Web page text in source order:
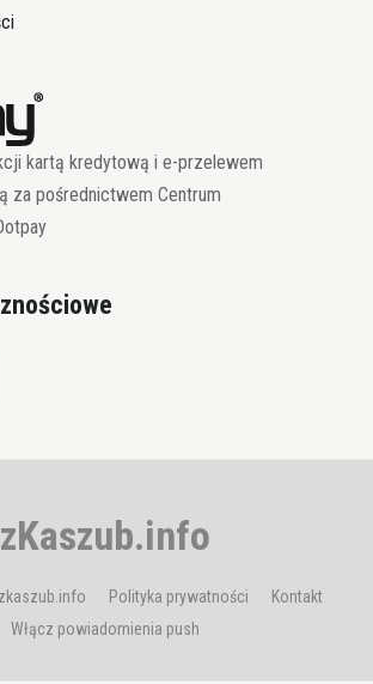
kartą kredytową i e-przelewem
za pośrednictwem Centrum
zKaszub.info
Polityka prywatności
Kontakt
Włącz powiadomienia push